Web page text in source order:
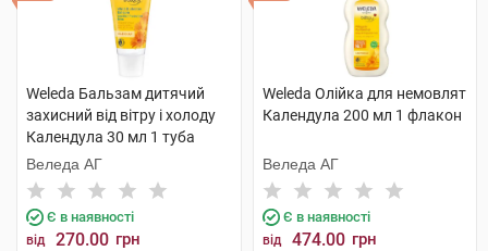
Weleda Бальзам дитячий
захисний від вітру і холоду
Календула 30 мл 1 туба
Веледа АГ
Є в наявності
від 270.00 грн
Weleda Олійка для немовлят
Календула 200 мл 1 флакон
Веледа АГ
Є в наявності
від 474.00 грн